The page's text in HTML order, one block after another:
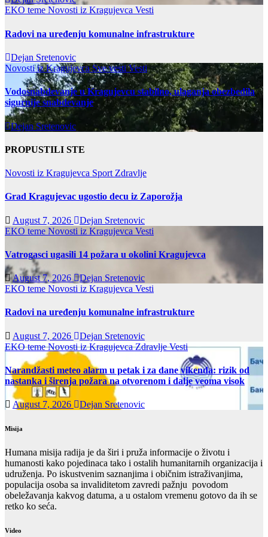
EKO teme Novosti iz Kragujevca Vesti
Radovi na uređenju komunalne infrastrukture
Dejan Sretenovic
Novosti iz KragujevcaSve vestiVesti
Vodosnabdevanje u Kragujevcu stabilno, ulaganja obezbedila
sigurnije snabdevanje
Dejan Sretenovic
PROPUSTILI STE
Novosti iz Kragujevca Sport Zdravlje
Grad Kragujevac ugostio decu iz Zaporožja
August 7, 2026
Dejan Sretenovic
EKO teme Novosti iz Kragujevca Vesti
Vatrogasci ugasili 14 požara u okolini Kragujevca
August 7, 2026 Dejan Sretenovic
EKO teme Novosti iz Kragujevca Vesti
Radovi na uređenju komunalne infrastrukture
August 7, 2026
Dejan Sretenovic
EKO temeNovosti iz KragujevcaZdravlje Vesti
Narandžasti meteo alarm u petak i za dane vikenda: rizik od
nastanka i širenja požara na otvorenom i dalje veoma visok
August 7, 2026 Dejan Sretenovic
Misija
Humana misija radija je da širi i pruža informacije o životu i
humanosti kako pojedinaca tako i ostalih humanitarnih organizacija i
udruženja. Po iskustvenim saznanjima i običnim istraživanjima,
populacija osoba sa invaliditetom zavredi pažnju povodom
obeležavanja kakvog datuma, a u ostalom vremenu gotovo da ih se
retko ko seća.
Video